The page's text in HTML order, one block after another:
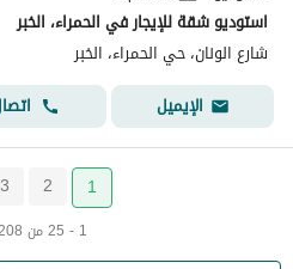
استوديو شقة للإيجار في الحمراء، الخبر
شارع الونان، حي الحمراء، الخبر
الإيميل
1
2
3
1 - 25 من 208 شقق